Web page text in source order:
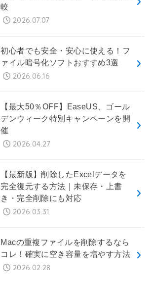
較
2026.07.07
初心者でも安全・安心に使える！フ
ァイル暗号化ソフトおすすめ3選
2026.06.16
【最大50％OFF】EaseUS、ゴール
デンウィーク特別キャンペーンを開
催
2026.04.27
【最新版】削除したExcelデータを
完全復元する方法｜未保存・上書
き・完全削除にも対応
2026.03.31
Macの重複ファイルを削除するなら
コレ！確実に空き容量を増やす方法
2026.02.28